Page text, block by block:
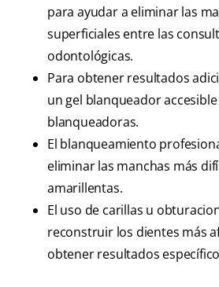
para ayudar a eliminar las
superficiales entre las
odontológicas.
Para obtener resultados
un gel blanqueador
blanqueadoras.
El blanqueamiento
eliminar las manchas más
amarillentas.
El uso de carillas u
reconstruir los dientes más
obtener resultados